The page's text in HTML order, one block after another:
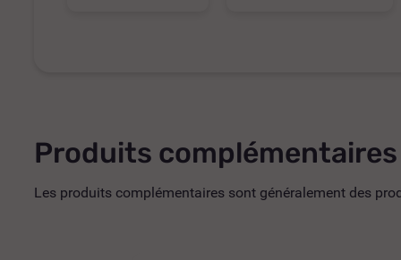
Produits complémentaires
Les produits complémentaires sont généralement des